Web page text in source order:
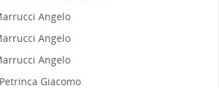
Angelo
Angelo
Angelo
Giacomo